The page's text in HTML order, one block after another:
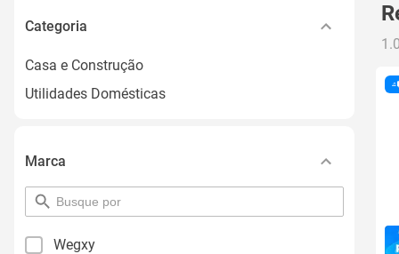
Categoria
Casa e Construção
Utilidades Domésticas
Marca
pesquisar
por
Wegxy